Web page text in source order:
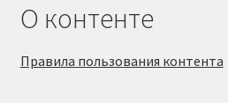
О контенте
Правила пользования контента